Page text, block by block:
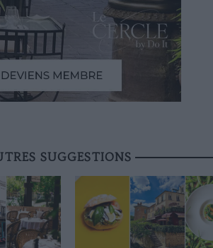
SUGGESTIONS